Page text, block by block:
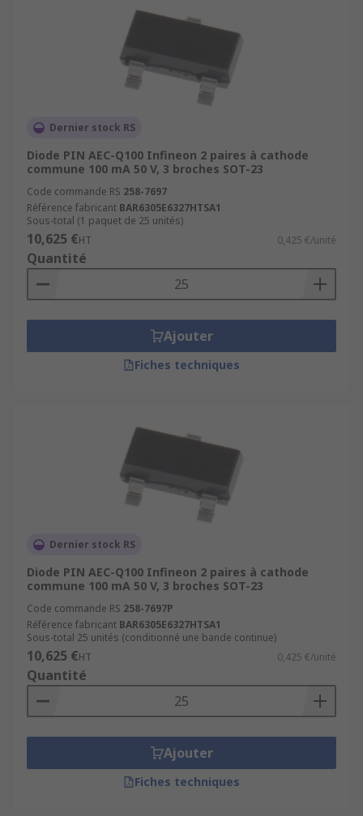
Dernier stock RS
Diode PIN AEC-Q100 Infineon 2 paires à cathode
commune 100 mA 50 V, 3 broches SOT-23
Code commande RS 258-7697
Référence fabricant BAR6305E6327HTSA1
Sous-total (1 paquet de 25 unités)
10,625 €HT 0,425 €/unité
Quantité
Ajouter
Fiches techniques
Dernier stock RS
Diode PIN AEC-Q100 Infineon 2 paires à cathode
commune 100 mA 50 V, 3 broches SOT-23
Code commande RS 258-7697P
Référence fabricant BAR6305E6327HTSA1
Sous-total 25 unités (conditionné une bande continue)
10,625 €HT 0,425 €/unité
Quantité
Ajouter
Fiches techniques